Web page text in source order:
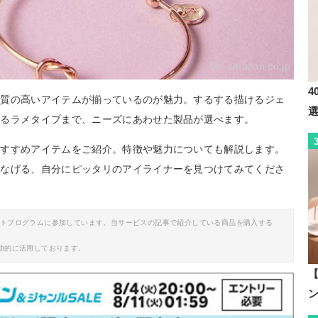
amazon.co.jp
の高いアイテムが揃っているのが魅力。するする描けるジェ
ラメタイプまで、ニーズにあわせた製品が選べます。
すめアイテムをご紹介。特徴や魅力についても解説します。
げる、自分にピッタリのアイライナーを見つけてみてくださ
ログラムに参加しています。当サービスの記事で紹介している商品を購入する
に活用しております。